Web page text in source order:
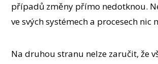
případů změny přímo nedotknou.
ve svých systémech a procesech nic
Na druhou stranu nelze zaručit, že